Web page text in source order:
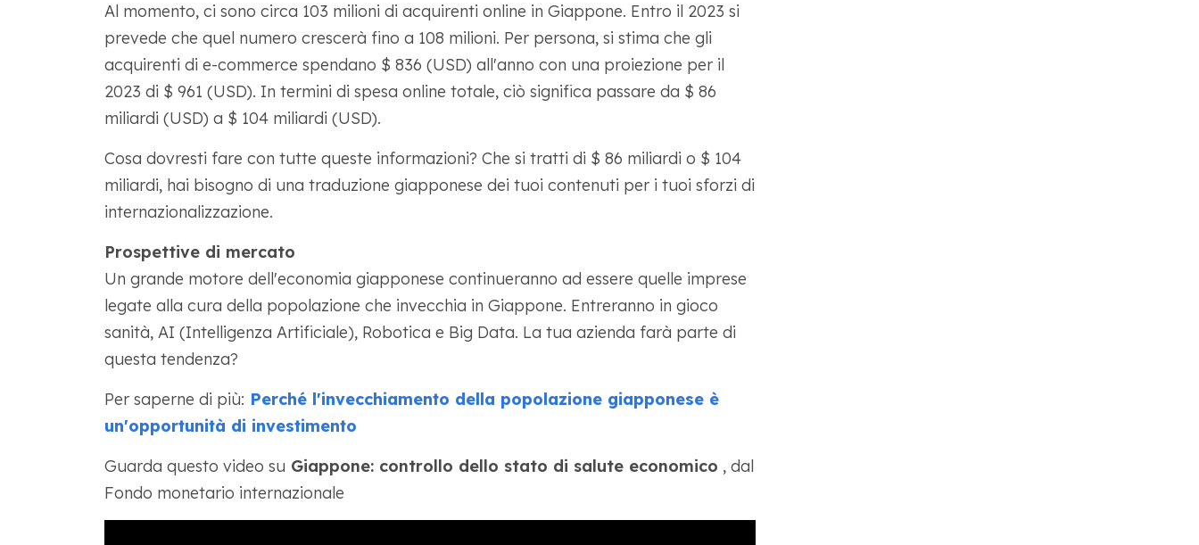
Al momento, ci sono circa 103 milioni di acquirenti online in Giappone. Entro il 2023 si
prevede che quel numero crescerà fino a 108 milioni. Per persona, si stima che gli
acquirenti di e-commerce spendano $ 836 (USD) all'anno con una proiezione per il
2023 di $ 961 (USD). In termini di spesa online totale, ciò significa passare da $ 86
miliardi (USD) a $ 104 miliardi (USD).
Cosa dovresti fare con tutte queste informazioni? Che si tratti di $ 86 miliardi o $ 104
miliardi, hai bisogno di una traduzione giapponese dei tuoi contenuti per i tuoi sforzi di
internazionalizzazione.
Prospettive di mercato
Un grande motore dell'economia giapponese continueranno ad essere quelle imprese
legate alla cura della popolazione che invecchia in Giappone. Entreranno in gioco
sanità, AI (Intelligenza Artificiale), Robotica e Big Data. La tua azienda farà parte di
questa tendenza?
Per saperne di più: Perché l'invecchiamento della popolazione giapponese è
un'opportunità di investimento
Guarda questo video su Giappone: controllo dello stato di salute economico , dal
Fondo monetario internazionale